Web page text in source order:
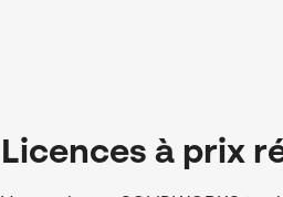
Licences à prix